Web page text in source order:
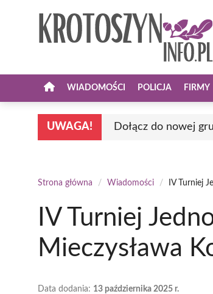
WIADOMOŚCI POLICJA FIRMY
UWAGA! Dołącz do nowej
Strona główna / Wiadomości / IV Turniej
IV Turniej
Mieczysława
Data dodania: 13 października 2025 r.